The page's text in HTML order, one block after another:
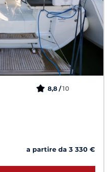
8,8 /10
a partire da 3 330 €